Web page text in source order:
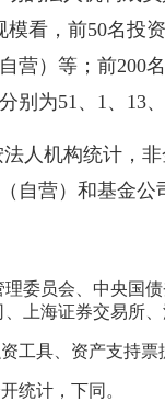
模看，前50名投
营）等；前
别为51、1、13
人机构统计，
自营）和基金
理委员会、中央国
上海证券交易所
工具、资产支持
统计，下同。